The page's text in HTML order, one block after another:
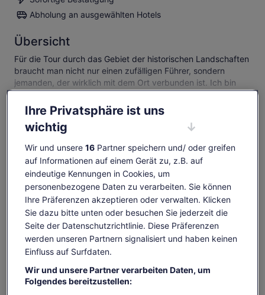
Abholung an ausgewählten Hotels
Übersicht
Für die Tour durch das Gebiet der historischen Landschaften
braucht man nicht nur einen zufälligen Führer, sondern
jemanden, der wirklich mit dem Ort verbunden ist. Ich bin
seit meiner Kindheit durch diese Wüste gewandert und habe
etwas über die Geschichte der Gegend erfahren durch eine
langjährige Erfahrung. Wenn ich die Ehre hätte, unseren
Gästen die schwarz-weiße Wüste vorzustellen, würden wir
seiner umliegenden Seiten, sowohl der kulturellen als auch
der geografischen Seite, spüren und genießen können.
verdiene OneKeyCash, wenn du eine
Aktivität buchst
Anmelden
Verfügbarkeit prüfen
Daten
Sa., 8. Aug.–Sa., 22. Aug.
Reisende
Ihre Privatsphäre ist uns
wichtig
Wir und unsere 16Partner speichern und/ oder greifen
auf Informationen auf einem Gerät zu, z.B. auf
eindeutige Kennungen in Cookies, um
personenbezogene Daten zu verarbeiten. Sie können
Ihre Präferenzen akzeptieren oder verwalten. Klicken
Sie dazu bitte unten oder besuchen Sie jederzeit die
Seite der Datenschutzrichtlinie. Diese Präferenzen
werden unseren Partnern signalisiert und haben keinen
Einfluss auf Surfdaten.
Wir und unsere Partner verarbeiten Daten, um
Folgendes bereitzustellen: